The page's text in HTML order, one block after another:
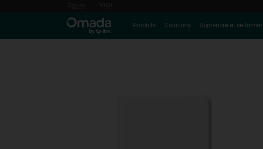
Produits Solutions Apprendre et se former